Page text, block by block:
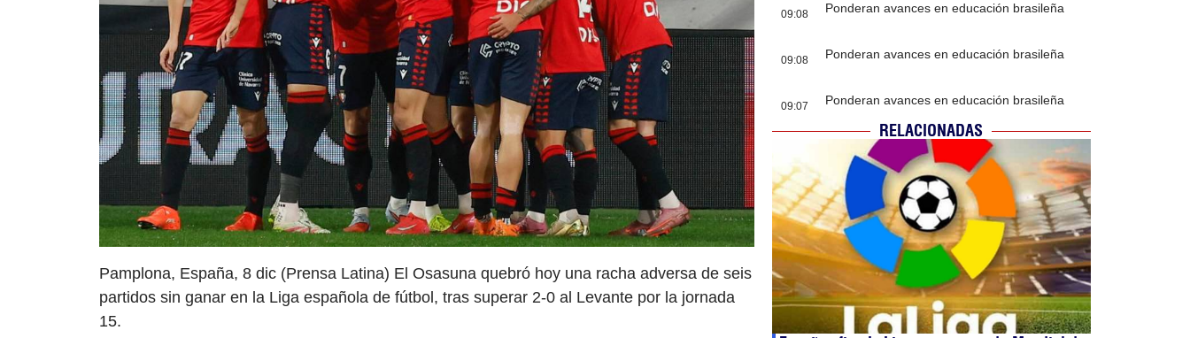
Pamplona, España, 8 dic (Prensa Latina) El Osasuna quebró hoy una racha adversa de seis
partidos sin ganar en la Liga española de fútbol, tras superar 2-0 al Levante por la jornada
15.
09:08 Ponderan avances en educación brasileña
09:08 Ponderan avances en educación brasileña
09:07 Ponderan avances en educación brasileña
RELACIONADAS